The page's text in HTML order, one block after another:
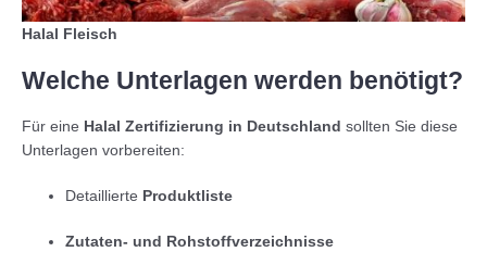
Halal Fleisch
Welche Unterlagen werden benötigt?
Für eine Halal Zertifizierung in Deutschland sollten Sie diese
Unterlagen vorbereiten:
Detaillierte Produktliste
Zutaten- und Rohstoffverzeichnisse